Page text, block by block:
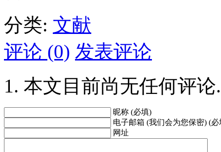
分类: 文献
评论 (0) 发表评论
本文目前尚无任何评论.
昵称 (必填)
电子邮箱 (我们会为您保密) (必
网址